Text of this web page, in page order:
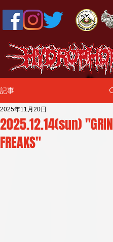
記事
2025.12.14(sun)
FREAKS"
2025年11月20日